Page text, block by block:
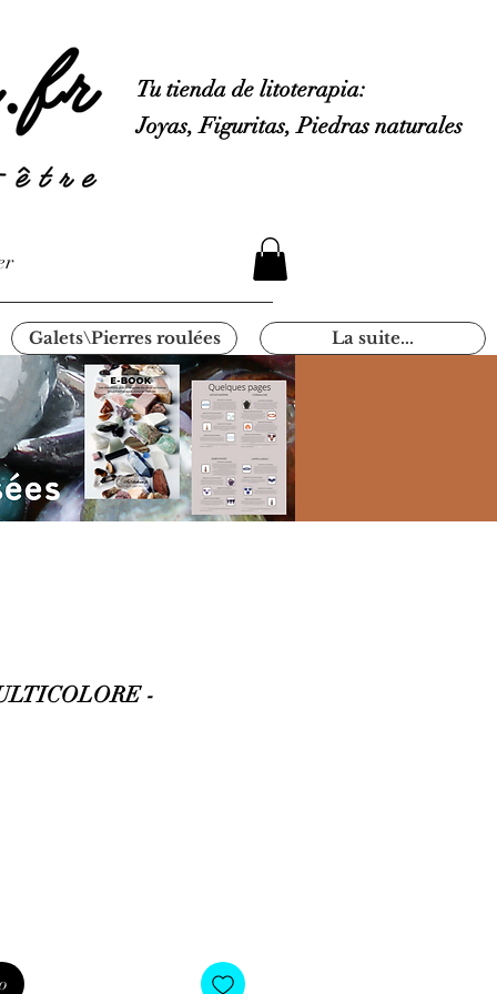
Tu tienda de litoterapia:
Joyas, Figuritas, Piedras naturales
Galets\Pierres roulées La suite...
-